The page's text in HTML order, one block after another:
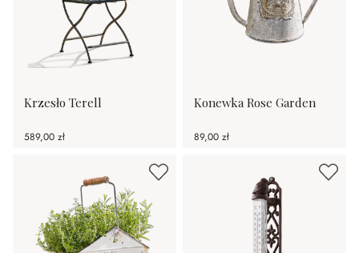
Krzesło Terell
589,00 zł
Konewka Rose Garden
89,00 zł